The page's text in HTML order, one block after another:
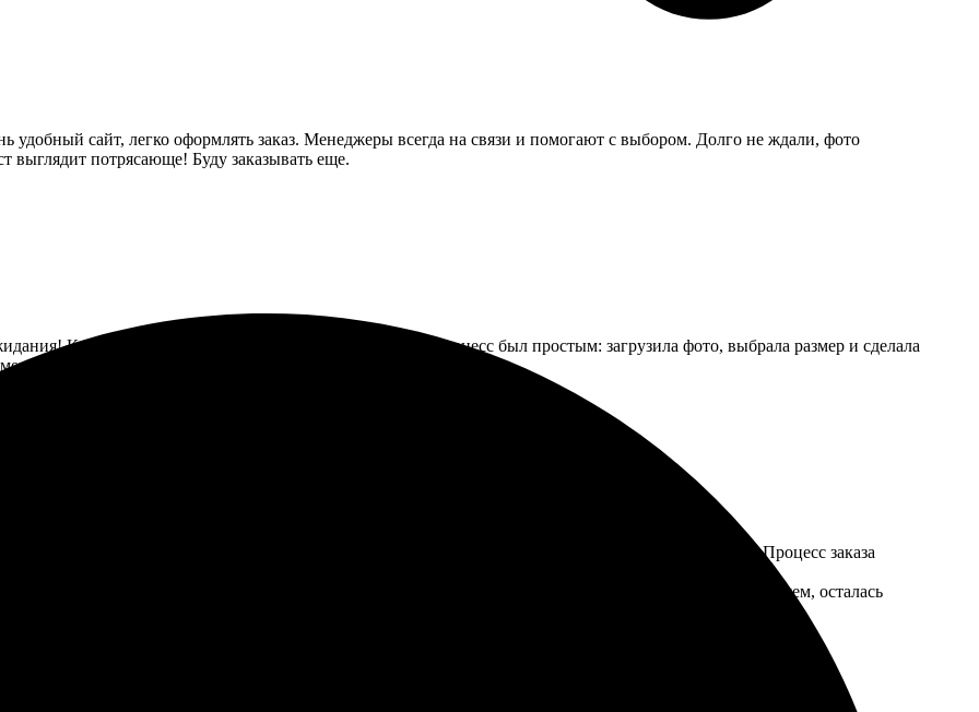
удобный сайт, легко оформлять заказ. Менеджеры всегда на связи и помогают с выбором. Долго не ждали, фото
выглядит потрясающе! Буду заказывать еще.
Качество отличное, цвета яркие и насыщенные. Процесс был простым: загрузила фото, выбрала размер и сделала
всем, кто ищет оригинальные подарки!
заказать. Сравнила несколько компаний, остановилась здесь, так как отзывы были положительные. Процесс заказа
размер, оформила заказ. Операторы быстро ответили на все вопросы.
Доставка прошла вовремя, без задержек. Все соответствует заявленным характеристикам. В общем, осталась